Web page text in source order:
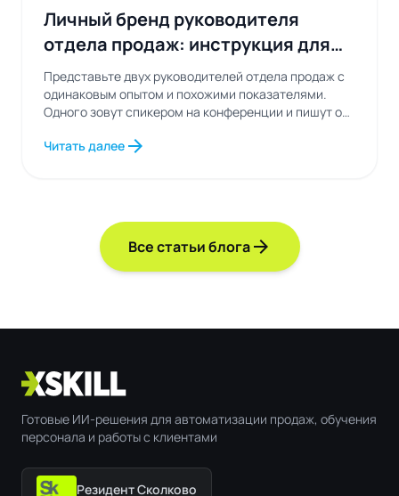
Личный бренд руководителя
отдела продаж: инструкция для
тех, кто устал быть незаметным
Представьте двух руководителей отдела продаж с
одинаковым опытом и похожими показателями.
Одного зовут спикером на конференции и пишут о
Читать далее arrow_forward
Все статьи блогаarrow_forward
Готовые ИИ-решения для автоматизации продаж, обучения
персонала и работы с клиентами
Резидент Сколково